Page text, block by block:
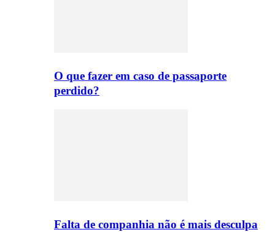
O que fazer em caso de passaporte
perdido?
Falta de companhia não é mais desculpa